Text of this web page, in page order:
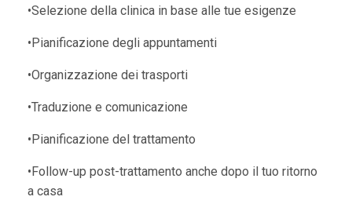
•Selezione della clinica in base alle tue esigenze
•Pianificazione degli appuntamenti
•Organizzazione dei trasporti
•Traduzione e comunicazione
•Pianificazione del trattamento
•Follow-up post-trattamento anche dopo il tuo ritorno
a casa